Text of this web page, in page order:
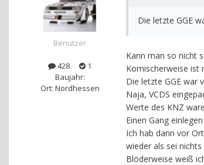
Benutzer
428
1
Baujahr:
Ort: Nordhessen
Die letzte GGE
Kann man so nicht
Komischerweise ist
Die letzte GGE war
Naja, VCDS
Werte des KNZ
Einen Gang
Ich hab dann vor
wieder als sei nichts
Blöderweise weiß